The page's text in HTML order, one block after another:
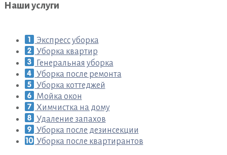
Наши услуги
Экспресс уборка
Уборка квартир
Генеральная уборка
Уборка после ремонта
Уборка коттеджей
Мойка окон
Химчистка на дому
Удаление запахов
Уборка после дезинсекции
Уборка после квартирантов